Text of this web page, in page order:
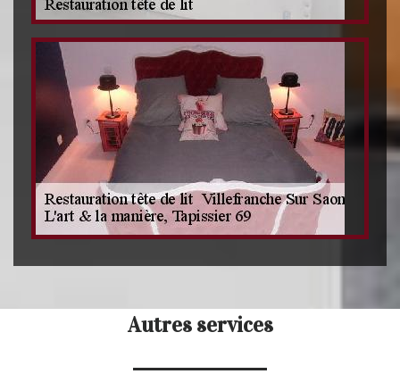
Autres services